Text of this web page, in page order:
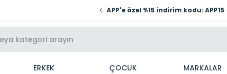
APP'e özel %15 indirim kodu: APP15
ERKEK ÇOCUK MARKALAR